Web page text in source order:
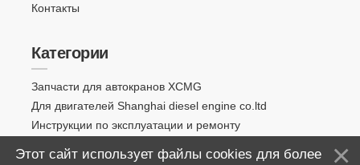
Контакты
Категории
Запчасти для автокранов XCMG
Для двигателей Shanghai diesel engine co.ltd
Инструкции по эксплуатации и ремонту
Этот сайт использует файлы cookies для более